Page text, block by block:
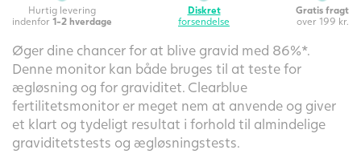
Hurtig levering
indenfor 1-2 hverdage
Diskret
forsendelse
Gratis fragt
over 199 kr.
Øger dine chancer for at blive gravid med 86%*.
Denne monitor kan både bruges til at teste for
ægløsning og for graviditet. Clearblue
fertilitetsmonitor er meget nem at anvende og giver
et klart og tydeligt resultat i forhold til almindelige
graviditetstests og ægløsningstests.